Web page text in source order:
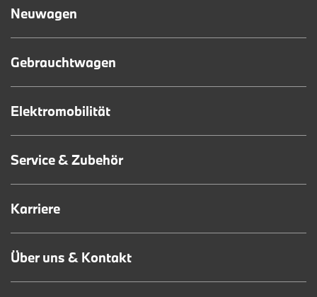
Neuwagen
Gebrauchtwagen
Elektromobilität
Service & Zubehör
Karriere
Über uns & Kontakt